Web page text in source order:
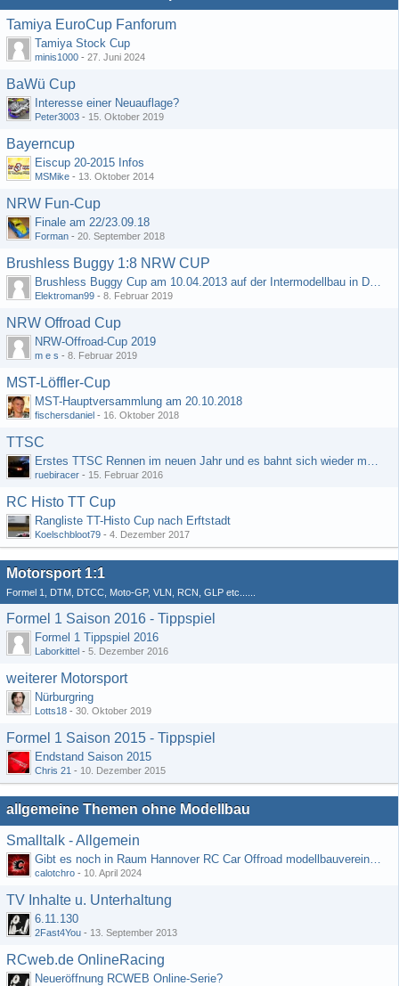
Tamiya EuroCup Fanforum
Tamiya Stock Cup
minis1000 - 27. Juni 2024
BaWü Cup
Interesse einer Neuauflage?
Peter3003 - 15. Oktober 2019
Bayerncup
Eiscup 20-2015 Infos
MSMike - 13. Oktober 2014
NRW Fun-Cup
Finale am 22/23.09.18
Forman - 20. September 2018
Brushless Buggy 1:8 NRW CUP
Brushless Buggy Cup am 10.04.2013 auf der Intermodellbau in Dortmund
Elektroman99 - 8. Februar 2019
NRW Offroad Cup
NRW-Offroad-Cup 2019
m e s - 8. Februar 2019
MST-Löffler-Cup
MST-Hauptversammlung am 20.10.2018
fischersdaniel - 16. Oktober 2018
TTSC
Erstes TTSC Rennen im neuen Jahr und es bahnt sich wieder mal eine Rekordteilnehmerzahl an
ruebiracer - 15. Februar 2016
RC Histo TT Cup
Rangliste TT-Histo Cup nach Erftstadt
Koelschbloot79 - 4. Dezember 2017
Motorsport 1:1
Formel 1, DTM, DTCC, Moto-GP, VLN, RCN, GLP etc......
Formel 1 Saison 2016 - Tippspiel
Formel 1 Tippspiel 2016
Laborkittel - 5. Dezember 2016
weiterer Motorsport
Nürburgring
Lotts18 - 30. Oktober 2019
Formel 1 Saison 2015 - Tippspiel
Endstand Saison 2015
Chris 21 - 10. Dezember 2015
allgemeine Themen ohne Modellbau
Smalltalk - Allgemein
Gibt es noch in Raum Hannover RC Car Offroad modellbauvereine, habe selbst schon gegoogelt aber erfolglos
calotchro - 10. April 2024
TV Inhalte u. Unterhaltung
6.11.130
2Fast4You - 13. September 2013
RCweb.de OnlineRacing
Neueröffnung RCWEB Online-Serie?